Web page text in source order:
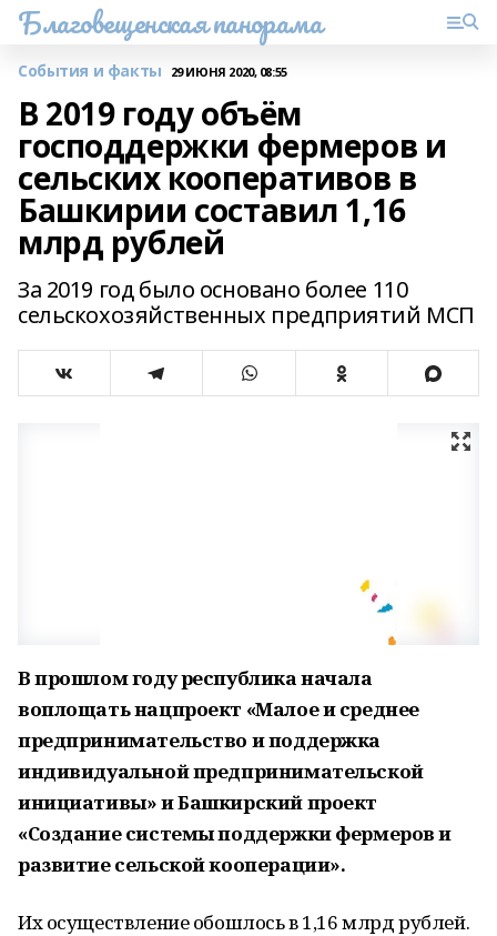
Благовещенская панорама
События и факты 29 ИЮНЯ 2020, 08:55
В 2019 году объём
господдержки фермеров и
сельских кооперативов в
Башкирии составил 1,16
млрд рублей
За 2019 год было основано более 110
сельскохозяйственных предприятий МСП
В прошлом году республика начала
воплощать нацпроект «Малое и среднее
предпринимательство и поддержка
индивидуальной предпринимательской
инициативы» и Башкирский проект
«Создание системы поддержки фермеров и
развитие сельской кооперации».
Их осуществление обошлось в 1,16 млрд рублей.